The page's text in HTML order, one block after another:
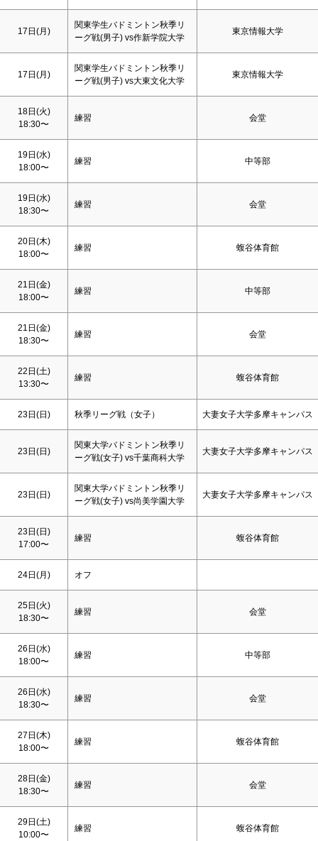
17日(月)
関東学生バドミントン秋季リ
ーグ戦(男子) vs作新学院大学
東京情報大学
17日(月)
関東学生バドミントン秋季リ
ーグ戦(男子) vs大東文化大学
東京情報大学
18日(火)
18:30〜
練習 会堂
19日(水)
18:00〜
練習 中等部
19日(水)
18:30〜
練習 会堂
20日(木)
18:00〜
練習 蝮谷体育館
21日(金)
18:00〜
練習 中等部
21日(金)
18:30〜
練習 会堂
22日(土)
13:30〜
練習 蝮谷体育館
23日(日) 秋季リーグ戦（女子） 大妻女子大学多摩キャンパス
23日(日)
関東大学バドミントン秋季リ
ーグ戦(女子) vs千葉商科大学
大妻女子大学多摩キャンパス
23日(日)
関東大学バドミントン秋季リ
ーグ戦(女子) vs尚美学園大学
大妻女子大学多摩キャンパス
23日(日)
17:00〜
練習 蝮谷体育館
24日(月) オフ
25日(火)
18:30〜
練習 会堂
26日(水)
18:00〜
練習 中等部
26日(水)
18:30〜
練習 会堂
27日(木)
18:00〜
練習 蝮谷体育館
28日(金)
18:30〜
練習 会堂
29日(土)
10:00〜
練習 蝮谷体育館